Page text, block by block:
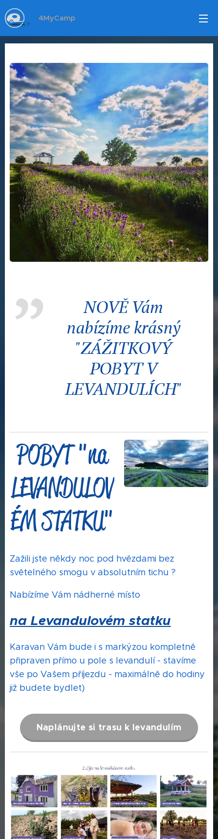
4MyCamp
NOVĚ Vám
nabízíme krásný
"ZÁŽITKOVÝ
POBYT V
LEVANDULÍCH"
POBYT "na
LEVANDULOV
ÉM STATKU"
Zažili jste někdy noc pod hvězdami bez
světelného smogu v absolutním tichu ?
Nabízíme Vám nádherné místo
na Levandulovém statku
Karavan Vám bude i s markýzou kompletně
připraven přímo u pole s levandulí - stavíme
vše po Vašem příjezdu - maximálně do hodiny
již budete bydlet)
Naplánujte si trasu k levandulím